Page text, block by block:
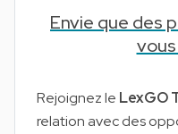
Envie que des
Rejoignez le LexGO
relation avec des